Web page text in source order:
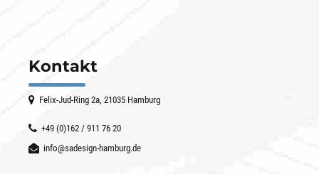
Kontakt
Felix-Jud-Ring 2a, 21035 Hamburg
+49 (0)162 / 911 76 20
info@sadesign-hamburg.de